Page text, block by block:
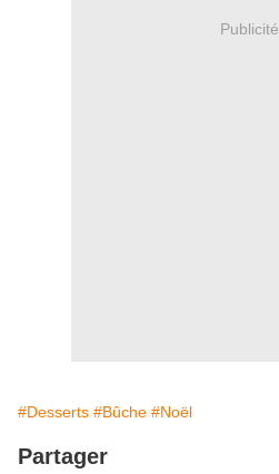
Publicité
#Desserts #Bûche #Noël
Partager